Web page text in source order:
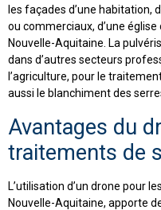
les façades d’une habitation,
ou commerciaux, d’une
Nouvelle-Aquitaine. La
dans d’autres secteurs
l’agriculture, pour le
aussi le blanchiment des
Avantages du
traitements de
L’utilisation d’un drone pour
Nouvelle-Aquitaine, apporte